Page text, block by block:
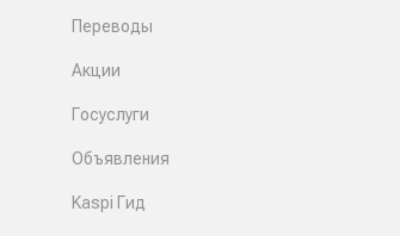
Переводы
Акции
Госуслуги
Объявления
Kaspi Гид